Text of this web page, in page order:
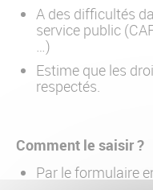
A des difficultés
service public
…)
Estime que les
respectés.
Comment le saisir ?
Par le formulaire